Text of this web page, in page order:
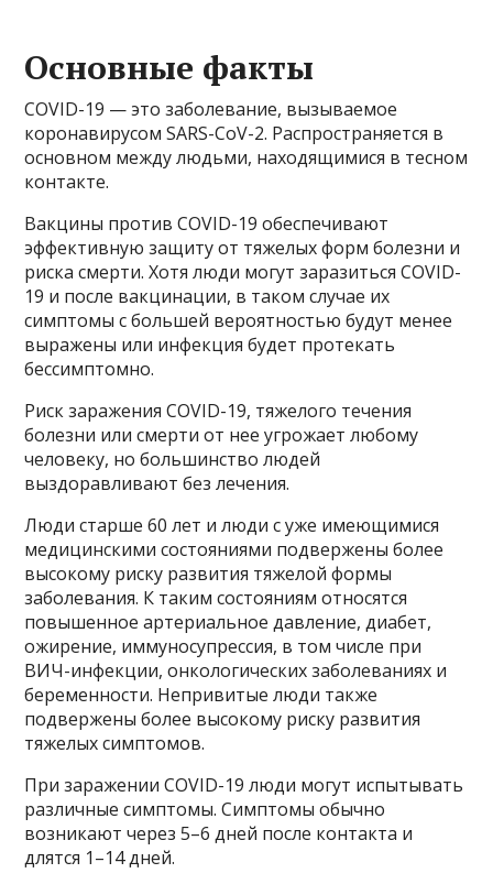
Основные факты
COVID-19 — это заболевание, вызываемое
коронавирусом SARS-CoV-2. Распространяется в
основном между людьми, находящимися в тесном
контакте.
Вакцины против COVID-19 обеспечивают
эффективную защиту от тяжелых форм болезни и
риска смерти. Хотя люди могут заразиться COVID-
19 и после вакцинации, в таком случае их
симптомы с большей вероятностью будут менее
выражены или инфекция будет протекать
бессимптомно.
Риск заражения COVID-19, тяжелого течения
болезни или смерти от нее угрожает любому
человеку, но большинство людей
выздоравливают без лечения.
Люди старше 60 лет и люди с уже имеющимися
медицинскими состояниями подвержены более
высокому риску развития тяжелой формы
заболевания. К таким состояниям относятся
повышенное артериальное давление, диабет,
ожирение, иммуносупрессия, в том числе при
ВИЧ-инфекции, онкологических заболеваниях и
беременности. Непривитые люди также
подвержены более высокому риску развития
тяжелых симптомов.
При заражении COVID-19 люди могут испытывать
различные симптомы. Симптомы обычно
возникают через 5–6 дней после контакта и
длятся 1–14 дней.